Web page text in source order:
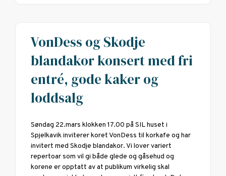
VonDess og Skodje
blandakor konsert med fri
entré, gode kaker og
loddsalg
Søndag 22.mars klokken 17.00 på SIL huset i
Spjelkavik inviterer koret VonDess til korkafe og har
invitert med Skodje blandakor. Vi lover variert
repertoar som vil gi både glede og gåsehud og
korene er opptatt av at publikum virkelig skal